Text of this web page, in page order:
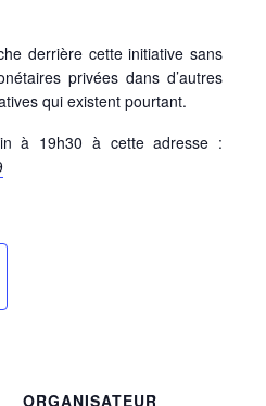
derrière cette initiative sans
privées dans d’autres
qui existent pourtant.
à 19h30 à cette adresse :
ORGANISATEUR